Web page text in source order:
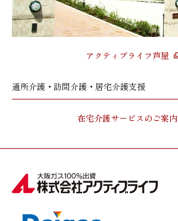
アクティブライフ芦屋
通所介護・訪問介護・居宅介護支援
在宅介護サービスのご案内